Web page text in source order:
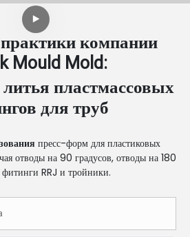
компании
Mould Mold:
пластмассовых
для труб
пресс-форм для пластиковых
отводы на 90 градусов, отводы на 180
фитинги RRJ и тройники.